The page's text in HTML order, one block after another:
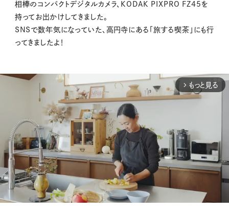
相棒のコンパクトデジタルカメラ、KODAK PIXPRO FZ45を
持ってお出かけしてきました。
SNSで数年気になっていた、高円寺にある「旅する喫茶」にも行
ってきましたよ！
arrow_forward_ios もっと見る